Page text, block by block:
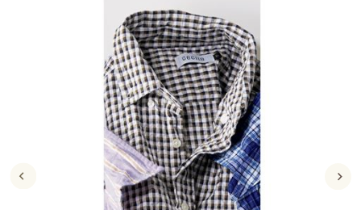
ジュニア・ティーンズ下着
メンズファッション
キッチン・雑貨・日用品
寝具・インテリア・家具
寝具・インテリア・家具通販すべて
カーテン・ラグ・ファブリック
美容・健康通販すべて
美容・健康・サプリメント
制服・スクール
制服・スクールすべて
大きいサイズ通販すべて
ジュニア・ティーンズ下着
キッチン・雑貨・日用品
寝具・インテリア・家具通販すべて
カーテン・ラグ・ファブリック
美容・健康通販すべて
美容・健康・サプリメント
制服・スクール
制服・スクールすべて
ジュニア・ティーンズ下着
大きいサイズ通販すべて
大きいサイズ レディース服